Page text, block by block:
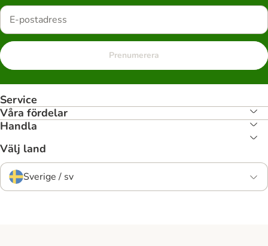
Prenumerera
Service
Våra fördelar
Handla
Välj land
Sverige / sv